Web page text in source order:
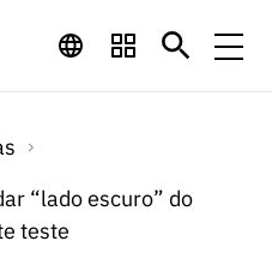
LINKS
“lado escuro” do
teste